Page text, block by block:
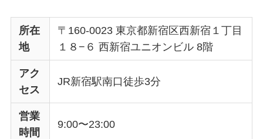
所在
地
〒160-0023 東京都新宿区西新宿１丁目
１８−６ 西新宿ユニオンビル 8階
アク
セス
JR新宿駅南口徒歩3分
営業
時間
9:00〜23:00